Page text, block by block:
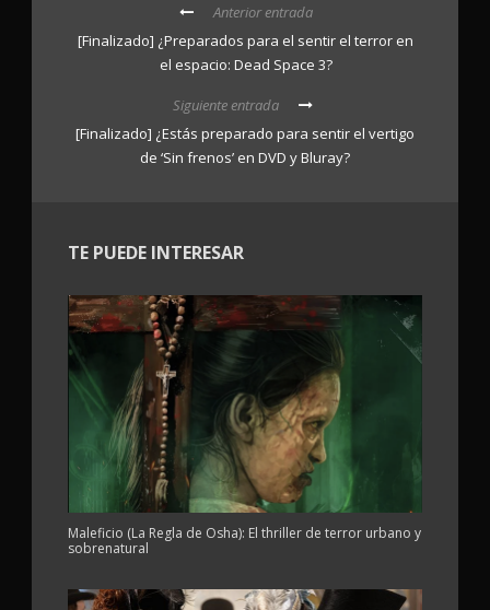
Anterior entrada
[Finalizado] ¿Preparados para el sentir el terror en
el espacio: Dead Space 3?
Siguiente entrada
[Finalizado] ¿Estás preparado para sentir el vertigo
de ‘Sin frenos’ en DVD y Bluray?
TE PUEDE INTERESAR
Maleficio (La Regla de Osha): El thriller de terror urbano y
sobrenatural